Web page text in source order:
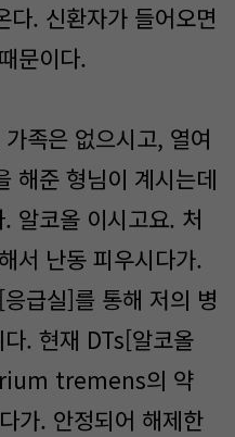
다. 신환자가 들어오면
문이다.
족은 없으시고, 열여
해준 형님이 계시는데
알코올 이시고요. 처
서 난동 피우시다가.
급실]를 통해 저의 병
. 현재 DTs[알코올
tremens의 약
가. 안정되어 해제한